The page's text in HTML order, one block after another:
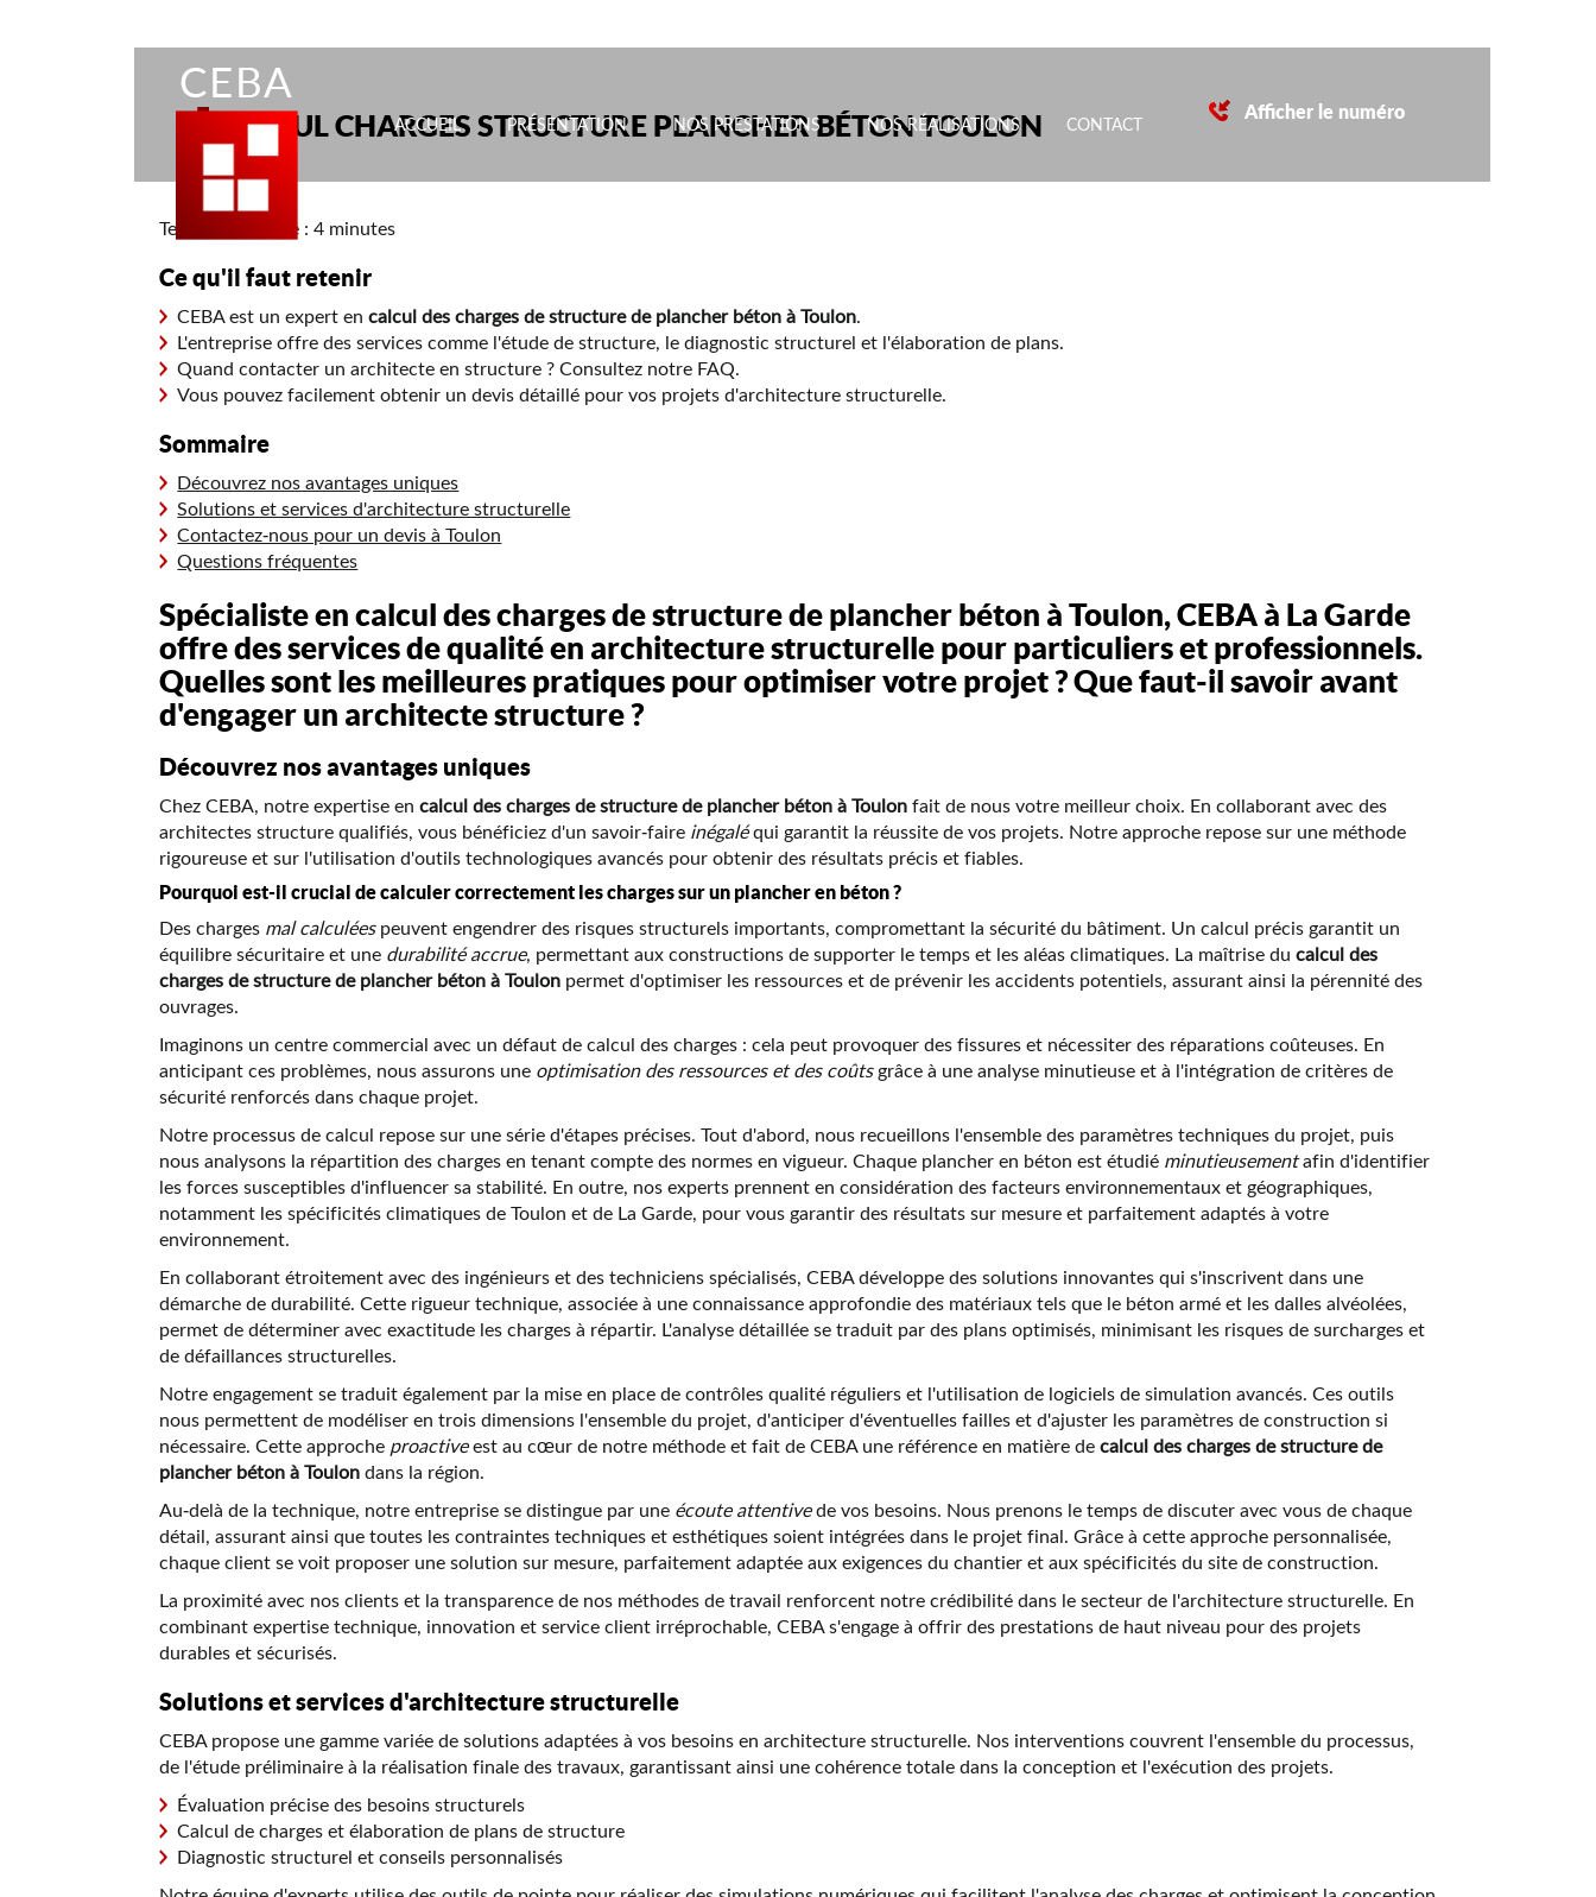
ACCUEIL PRÉSENTATION NOS PRESTATIONS NOS RÉALISATIONS CONTACT
Afficher le numéro
CALCUL CHARGES STRUCTURE PLANCHER BÉTON TOULON
Temps de lecture : 4 minutes
Ce qu'il faut retenir
CEBA est un expert encalcul des charges de structure de plancher béton à Toulon.
L'entreprise offre des services comme l'étude de structure, le diagnostic structurel et l'élaboration de plans.
Quand contacter un architecte en structure ? Consultez notre FAQ.
Vous pouvez facilement obtenir un devis détaillé pour vos projets d'architecture structurelle.
Sommaire
Découvrez nos avantages uniques
Solutions et services d'architecture structurelle
Contactez-nous pour un devis à Toulon
Questions fréquentes
Spécialiste encalcul des charges de structure de plancher béton à Toulon, CEBA à La Garde
offre des services de qualité en architecture structurelle pour particuliers et professionnels.
Quelles sont les meilleures pratiques pour optimiser votre projet ? Que faut-il savoir avant
d'engager un architecte structure ?
Découvrez nos avantages uniques
Chez CEBA, notre expertise encalcul des charges de structure de plancher béton à Toulon fait de nous votre meilleur choix. En collaborant avec des
architectes structure qualifiés, vous bénéficiez d'un savoir-faire inégaléqui garantit la réussite de vos projets. Notre approche repose sur une méthode
rigoureuse et sur l'utilisation d'outils technologiques avancés pour obtenir des résultats précis et fiables.
Pourquoi est-il crucial de calculer correctement les charges sur un plancher en béton ?
Des charges mal calculéespeuvent engendrer des risques structurels importants, compromettant la sécurité du bâtiment. Un calcul précis garantit un
équilibre sécuritaire et une durabilité accrue, permettant aux constructions de supporter le temps et les aléas climatiques. La maîtrise ducalcul des
charges de structure de plancher béton à Toulon permet d'optimiser les ressources et de prévenir les accidents potentiels, assurant ainsi la pérennité des
ouvrages.
Imaginons un centre commercial avec un défaut de calcul des charges : cela peut provoquer des fissures et nécessiter des réparations coûteuses. En
anticipant ces problèmes, nous assurons une optimisation des ressources et des coûtsgrâce à une analyse minutieuse et à l'intégration de critères de
sécurité renforcés dans chaque projet.
Notre processus de calcul repose sur une série d'étapes précises. Tout d'abord, nous recueillons l'ensemble des paramètres techniques du projet, puis
nous analysons la répartition des charges en tenant compte des normes en vigueur. Chaque plancher en béton est étudié minutieusementafin d'identifier
les forces susceptibles d'influencer sa stabilité. En outre, nos experts prennent en considération des facteurs environnementaux et géographiques,
notamment les spécificités climatiques de Toulon et de La Garde, pour vous garantir des résultats sur mesure et parfaitement adaptés à votre
environnement.
En collaborant étroitement avec des ingénieurs et des techniciens spécialisés, CEBA développe des solutions innovantes qui s'inscrivent dans une
démarche de durabilité. Cette rigueur technique, associée à une connaissance approfondie des matériaux tels que le béton armé et les dalles alvéolées,
permet de déterminer avec exactitude les charges à répartir. L'analyse détaillée se traduit par des plans optimisés, minimisant les risques de surcharges et
de défaillances structurelles.
Notre engagement se traduit également par la mise en place de contrôles qualité réguliers et l'utilisation de logiciels de simulation avancés. Ces outils
nous permettent de modéliser en trois dimensions l'ensemble du projet, d'anticiper d'éventuelles failles et d'ajuster les paramètres de construction si
nécessaire. Cette approche proactiveest au cœur de notre méthode et fait de CEBA une référence en matière decalcul des charges de structure de
plancher béton à Toulon dans la région.
Au-delà de la technique, notre entreprise se distingue par une écoute attentivede vos besoins. Nous prenons le temps de discuter avec vous de chaque
détail, assurant ainsi que toutes les contraintes techniques et esthétiques soient intégrées dans le projet final. Grâce à cette approche personnalisée,
chaque client se voit proposer une solution sur mesure, parfaitement adaptée aux exigences du chantier et aux spécificités du site de construction.
La proximité avec nos clients et la transparence de nos méthodes de travail renforcent notre crédibilité dans le secteur de l'architecture structurelle. En
combinant expertise technique, innovation et service client irréprochable, CEBA s'engage à offrir des prestations de haut niveau pour des projets
durables et sécurisés.
Solutions et services d'architecture structurelle
CEBA propose une gamme variée de solutions adaptées à vos besoins en architecture structurelle. Nos interventions couvrent l'ensemble du processus,
de l'étude préliminaire à la réalisation finale des travaux, garantissant ainsi une cohérence totale dans la conception et l'exécution des projets.
Évaluation précise des besoins structurels
Calcul de charges et élaboration de plans de structure
Diagnostic structurel et conseils personnalisés